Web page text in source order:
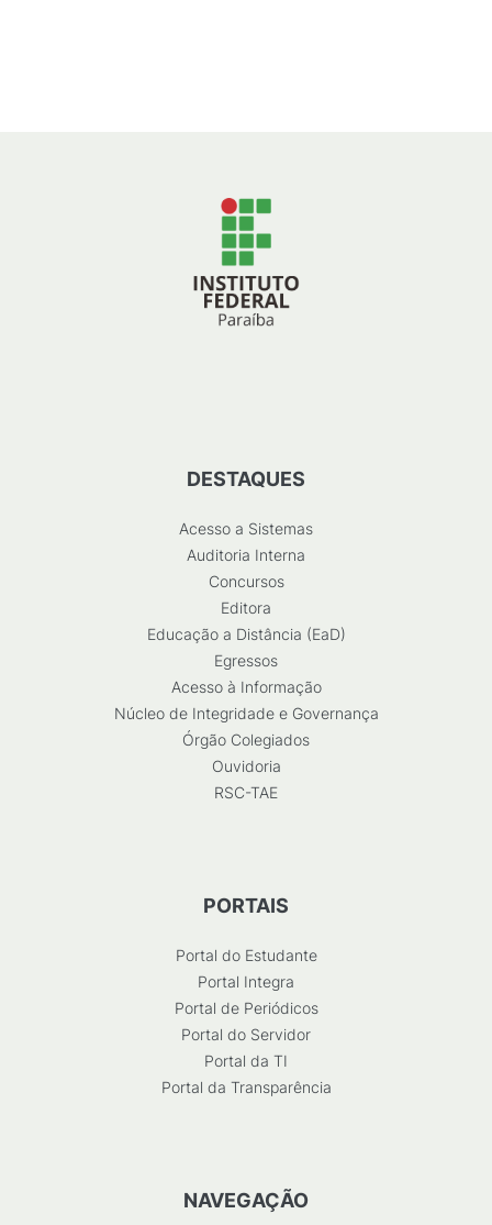
DESTAQUES
Acesso a Sistemas
Auditoria Interna
Concursos
Editora
Educação a Distância (EaD)
Egressos
Acesso à Informação
Núcleo de Integridade e Governança
Órgão Colegiados
Ouvidoria
RSC-TAE
PORTAIS
Portal do Estudante
Portal Integra
Portal de Periódicos
Portal do Servidor
Portal da TI
Portal da Transparência
NAVEGAÇÃO